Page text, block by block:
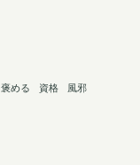
褒める 資格 風邪